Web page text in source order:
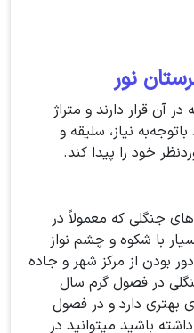
نور
آن قرار دارند و متراژ
نیاز، سلیقه و
خود را پیدا کند.
جنگلی که معمولاً در
با شکوه و چشم نواز
بودن از مرکز شهر و جاده
در فصول گرم سال
بهتری دارد و در فصول
باشید میتوانید در